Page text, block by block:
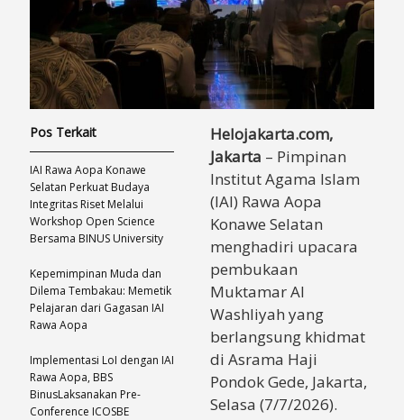
Helojakarta.com,
Jakarta – Pimpinan
Institut Agama Islam
(IAI) Rawa Aopa
Konawe Selatan
menghadiri upacara
pembukaan
Muktamar Al
Washliyah yang
berlangsung khidmat
di Asrama Haji
Pondok Gede, Jakarta,
Selasa (7/7/2026).
Pos Terkait
IAI Rawa Aopa Konawe
Selatan Perkuat Budaya
Integritas Riset Melalui
Workshop Open Science
Bersama BINUS University
Kepemimpinan Muda dan
Dilema Tembakau: Memetik
Pelajaran dari Gagasan IAI
Rawa Aopa
Implementasi LoI dengan IAI
Rawa Aopa, BBS
BinusLaksanakan Pre-
Conference ICOSBE